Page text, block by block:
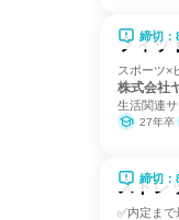
締切：
フィッ
スポーツ×
株式会社
生活関連
27年卒
締切：
ストレ
✅内定ま